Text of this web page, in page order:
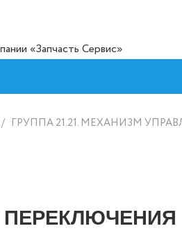
/ ГРУППА 21.21. МЕХАНИЗМ